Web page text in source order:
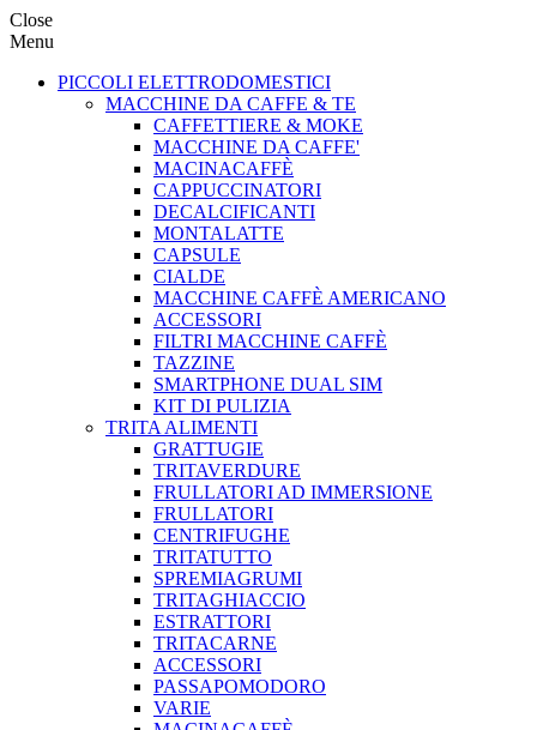
Close
Menu
PICCOLI ELETTRODOMESTICI
MACCHINE DA CAFFE & TE
CAFFETTIERE & MOKE
MACCHINE DA CAFFE'
MACINACAFFÈ
CAPPUCCINATORI
DECALCIFICANTI
MONTALATTE
CAPSULE
CIALDE
MACCHINE CAFFÈ AMERICANO
ACCESSORI
FILTRI MACCHINE CAFFÈ
TAZZINE
SMARTPHONE DUAL SIM
KIT DI PULIZIA
TRITA ALIMENTI
GRATTUGIE
TRITAVERDURE
FRULLATORI AD IMMERSIONE
FRULLATORI
CENTRIFUGHE
TRITATUTTO
SPREMIAGRUMI
TRITAGHIACCIO
ESTRATTORI
TRITACARNE
ACCESSORI
PASSAPOMODORO
VARIE